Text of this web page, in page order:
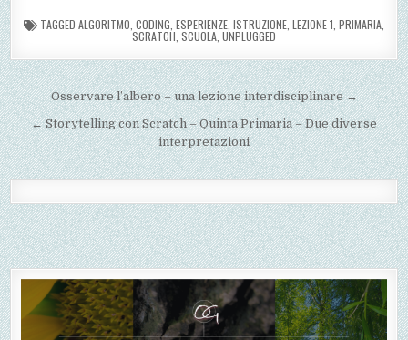
TAGGED ALGORITMO CODING ESPERIENZE ISTRUZIONE LEZIONE 1 PRIMARIA
SCRATCH SCUOLA UNPLUGGED
Navigazione
articoli
Osservare l’albero – una lezione interdisciplinare →
← Storytelling con Scratch – Quinta Primaria – Due diverse
interpretazioni